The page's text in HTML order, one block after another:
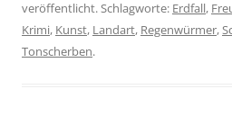
veröffentlicht. Schlagworte: Erdfall,
Krimi, Kunst, Landart, Regenwürmer,
Tonscherben.